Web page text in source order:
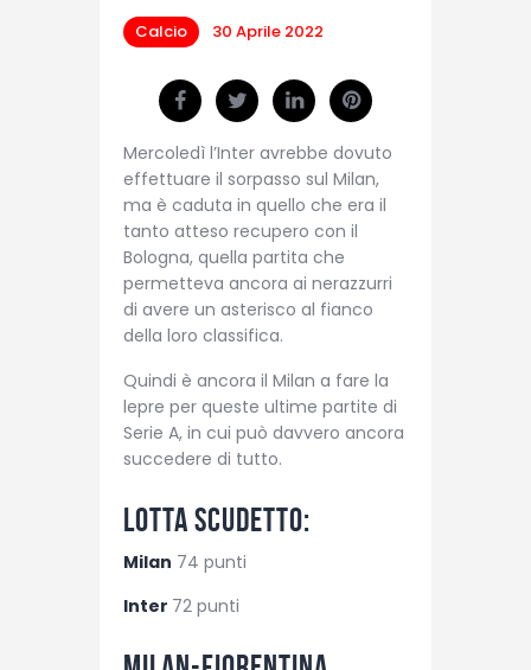
Calcio 30 Aprile 2022
Mercoledì l’Inter avrebbe dovuto
effettuare il sorpasso sul Milan,
ma è caduta in quello che era il
tanto atteso recupero con il
Bologna, quella partita che
permetteva ancora ai nerazzurri
di avere un asterisco al fianco
della loro classifica.
Quindi è ancora il Milan a fare la
lepre per queste ultime partite di
Serie A, in cui può davvero ancora
succedere di tutto.
Lotta scudetto:
Milan 74 punti
Inter 72 punti